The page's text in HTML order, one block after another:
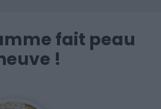
fait peau
!